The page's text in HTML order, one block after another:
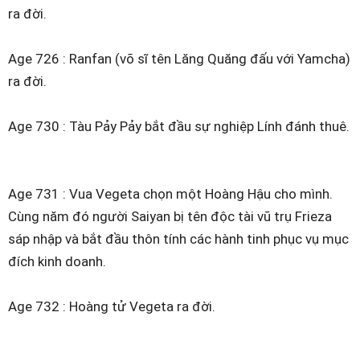
ra đời.
Age 726 : Ranfan (võ sĩ tên Lăng Quăng đấu với Yamcha)
ra đời.
Age 730 : Tàu Pảy Pảy bắt đầu sự nghiệp Lính đánh thuê.
Age 731 : Vua Vegeta chọn một Hoàng Hậu cho mình.
Cùng năm đó người Saiyan bị tên độc tài vũ trụ Frieza
sáp nhập và bắt đầu thôn tính các hành tinh phục vụ mục
đích kinh doanh.
Age 732 : Hoàng tử Vegeta ra đời.